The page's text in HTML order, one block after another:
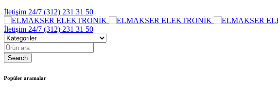
İletişim 24/7 (312) 231 31 50
İletişim 24/7 (312) 231 31 50
Popüler aramalar